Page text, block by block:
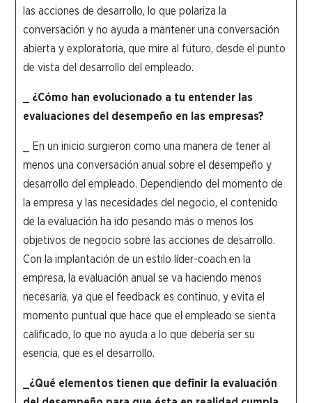
las acciones de desarrollo, lo que polariza la
conversación y no ayuda a mantener una conversación
abierta y exploratoria, que mire al futuro, desde el punto
de vista del desarrollo del empleado.
_ ¿Cómo han evolucionado a tu entender las
evaluaciones del desempeño en las empresas?
_ En un inicio surgieron como una manera de tener al
menos una conversación anual sobre el desempeño y
desarrollo del empleado. Dependiendo del momento de
la empresa y las necesidades del negocio, el contenido
de la evaluación ha ido pesando más o menos los
objetivos de negocio sobre las acciones de desarrollo.
Con la implantación de un estilo líder-coach en la
empresa, la evaluación anual se va haciendo menos
necesaria, ya que el feedback es continuo, y evita el
momento puntual que hace que el empleado se sienta
calificado, lo que no ayuda a lo que debería ser su
esencia, que es el desarrollo.
_¿Qué elementos tienen que definir la evaluación